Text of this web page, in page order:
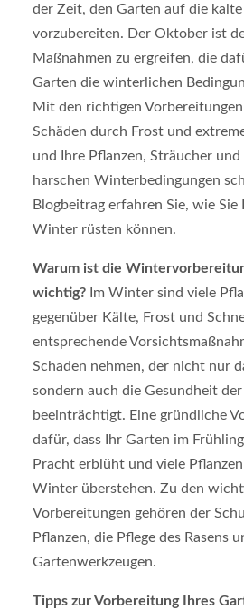
der Zeit, den Garten auf die kalte
vorzubereiten. Der Oktober ist
Maßnahmen zu ergreifen, die
Garten die winterlichen
Mit den richtigen
Schäden durch Frost und
und Ihre Pflanzen, Sträucher und
harschen Winterbedingungen
Blogbeitrag erfahren Sie, wie
Winter rüsten können.
Warum ist die
wichtig?Im Winter sind viele
gegenüber Kälte, Frost und
entsprechende
Schaden nehmen, der nicht nur
sondern auch die Gesundheit der
beeinträchtigt. Eine gründliche
dafür, dass Ihr Garten im
Pracht erblüht und viele
Winter überstehen. Zu den
Vorbereitungen gehören der
Pflanzen, die Pflege des Rasens
Gartenwerkzeugen.
Tipps zur Vorbereitung Ihres